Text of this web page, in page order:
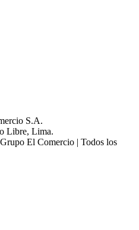
S.A.
Libre, Lima.
El Comercio | Todos los